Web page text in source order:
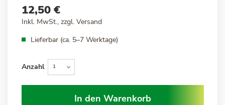
12,50 €
Inkl. MwSt., zzgl. Versand
Lieferbar (ca. 5–7 Werktage)
Anzahl
In den Warenkorb